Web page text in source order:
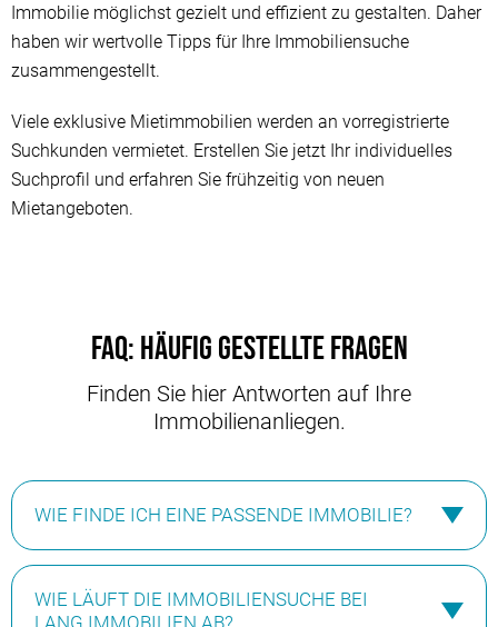
Immobilie möglichst gezielt und effizient zu gestalten. Daher
haben wir wertvolle Tipps für Ihre Immobiliensuche
zusammengestellt.
Viele exklusive Mietimmobilien werden an vorregistrierte
Suchkunden vermietet. Erstellen Sie jetzt Ihr individuelles
Suchprofil und erfahren Sie frühzeitig von neuen
Mietangeboten.
FAQ: Häufig gestellte Fragen
Finden Sie hier Antworten auf Ihre
Immobilienanliegen.
WIE FINDE ICH EINE PASSENDE IMMOBILIE?
Wenn Sie auf der Suche nach einer Immobilie sind, sind
Sie bei uns genau an der richtigen Stelle. Wir bieten
WIE LÄUFT DIE IMMOBILIENSUCHE BEI
LANG IMMOBILIEN AB?